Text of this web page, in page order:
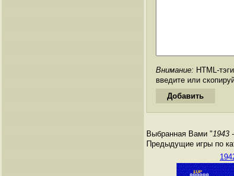
Внимание: HTML-
введите или
Выбранная Вами "1943
Предыдущие игры по